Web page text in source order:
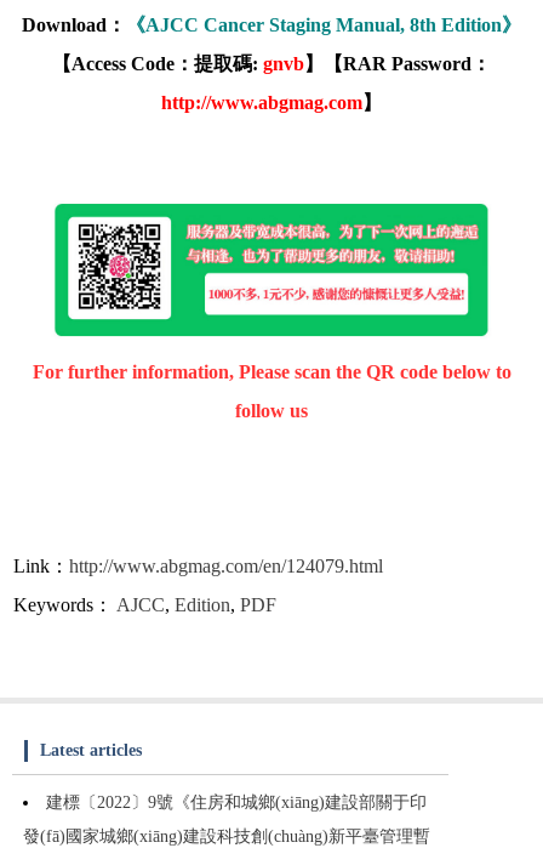
Download：
《AJCC Cancer Staging Manual, 8th Edition》
【Access Code：提取碼: gnvb】【RAR Password：
http://www.abgmag.com】
For further information, Please scan the QR code below to
follow us
Link：http://www.abgmag.com/en/124079.html
Keywords：AJCC,Edition,PDF
Latest articles
建標〔2022〕9號《住房和城鄉(xiāng)建設部關于印
發(fā)國家城鄉(xiāng)建設科技創(chuàng)新平臺管理暫